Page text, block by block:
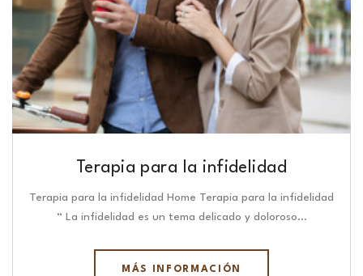
Terapia para la infidelidad
Terapia para la infidelidad Home Terapia para la infidelidad
“ La infidelidad es un tema delicado y doloroso…
MÁS INFORMACIÓN